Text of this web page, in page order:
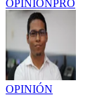
OPINIÓNPRO
OPINIÓN